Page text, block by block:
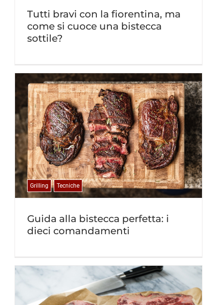
Tutti bravi con la fiorentina, ma
come si cuoce una bistecca
sottile?
Guida alla bistecca perfetta: i
dieci comandamenti
Grilling Tecniche